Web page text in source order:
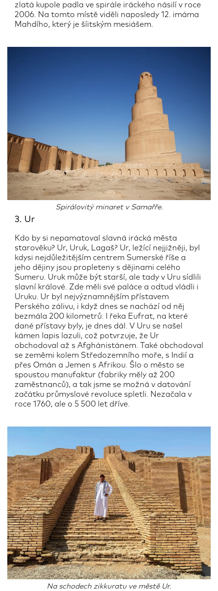
zlatá kupole padla ve spirále iráckého násilí v roce
2006. Na tomto místě viděli naposledy 12. imáma
Mahdího, který je šíitským mesiášem.
Spirálovitý minaret v Samařře.
3. Ur
Kdo by si nepamatoval slavná irácká města
starověku? Ur, Uruk, Lagaš? Ur, ležící nejjižněji, byl
kdysi nejdůležitějším centrem Sumerské říše a
jeho dějiny jsou propleteny s dějinami celého
Sumeru. Uruk může být starší, ale tady v Uru sídlili
slavní králové. Zde měli své paláce a odtud vládli i
Uruku. Ur byl nejvýznamnějším přístavem
Perského zálivu, i když dnes se nachází od něj
bezmála 200 kilometrů. I řeka Eufrat, na které
dané přístavy byly, je dnes dál. V Uru se našel
kámen lapis lazuli, což potvrzuje, že Ur
obchodoval až s Afghánistánem. Také obchodoval
se zeměmi kolem Středozemního moře, s Indií a
přes Omán a Jemen s Afrikou. Šlo o město se
spoustou manufaktur (fabriky měly až 200
zaměstnanců), a tak jsme se možná v datování
začátku průmyslové revoluce spletli. Nezačala v
roce 1760, ale o 5 500 let dříve.
Na schodech zikkuratu ve městě Ur.